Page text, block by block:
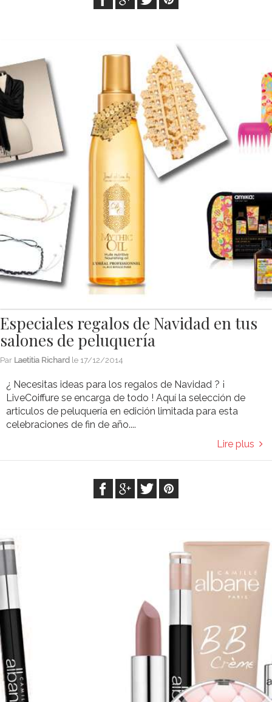
Especiales regalos de Navidad en tus
salones de peluquería
Par Laetitia Richard le 17/12/2014
¿ Necesitas ideas para los regalos de Navidad ? ¡
LiveCoiffure se encarga de todo ! Aquí la selección de
articulos de peluquería en edición limitada para esta
celebraciones de fin de año....
Lire plus